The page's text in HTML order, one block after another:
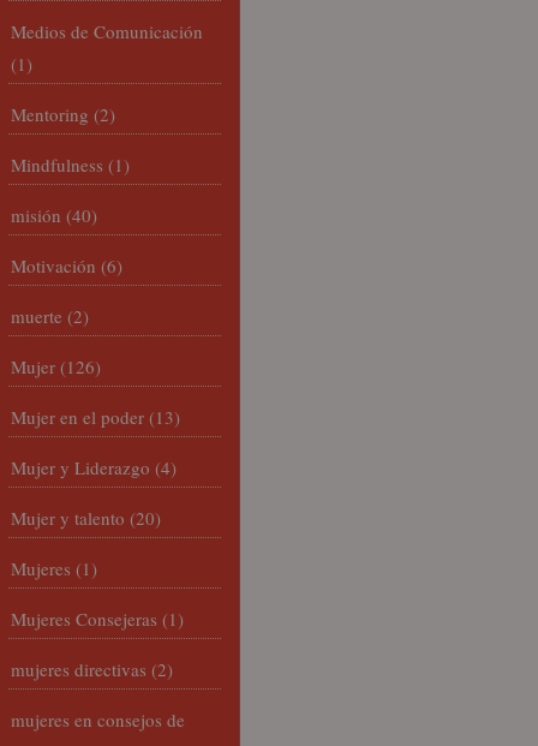
Medios de Comunicación
(1)
Mentoring (2)
Mindfulness (1)
misión (40)
Motivación (6)
muerte (2)
Mujer (126)
Mujer en el poder (13)
Mujer y Liderazgo (4)
Mujer y talento (20)
Mujeres (1)
Mujeres Consejeras (1)
mujeres directivas (2)
mujeres en consejos de